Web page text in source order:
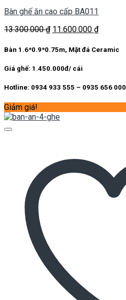
Bàn ghế ăn cao cấp BA011
13.300.000₫ Giá
là:
11.600.000 ₫Giá
tại
Bàn 1.6*0.9*0.75m, Mặt đá Ceramic
Giá ghế: 1.450.000đ/ cái
Hotline: 0934 933 555 – 0935 656 000
Giảm giá!